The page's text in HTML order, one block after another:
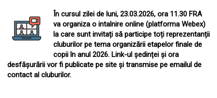
În cursul zilei de luni, 23.03.2026, ora 11.30 FRA
va organiza o intalnire online (platforma Webex)
la care sunt invitați să participe toți reprezentanții
cluburilor pe tema organizării etapelor finale de
copii în anul 2026. Link-ul ședinței și ora
desfășurării vor fi publicate pe site și transmise pe emailul de
contact al cluburilor.